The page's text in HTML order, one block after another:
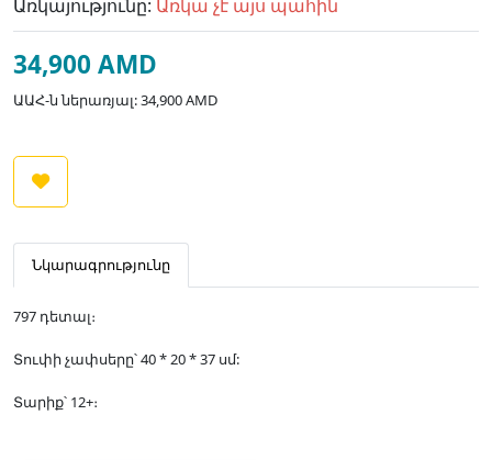
Առկայությունը: Առկա չէ այս պահին
34,900 AMD
ԱԱՀ-ն ներառյալ: 34,900 AMD
Նկարագրությունը
797 դետալ։
Տուփի չափսերը՝ 40 * 20 * 37 սմ:
Տարիք՝ 12+։